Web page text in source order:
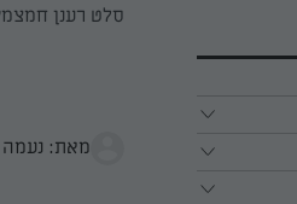
סלט רענן
מאת: נעמה